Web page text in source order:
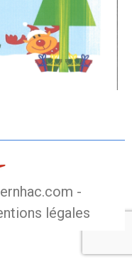
-
légales